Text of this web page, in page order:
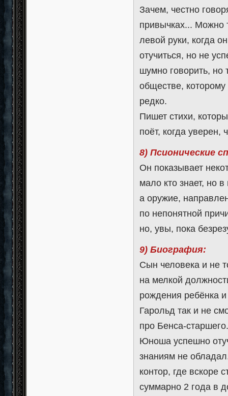
Зачем, честно
привычках... Можно
левой руки, когда
отучиться, но не
шумно говорить, но
обществе, которому
редко.
Пишет стихи,
поёт, когда уверен,
8) Псионические
Он показывает
мало кто знает, но
а оружие,
по непонятной
но, увы, пока
9) Биография:
Сын человека и не
на мелкой
рождения ребёнка
Гарольд так и не
про Бенса-
Юноша успешно
знаниям не
контор, где вскоре
суммарно 2 года в